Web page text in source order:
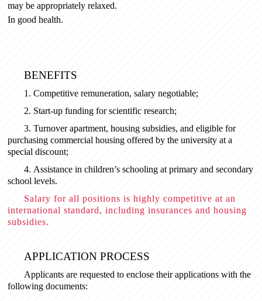
may be appropriately relaxed.
In good health.
BENEFITS
1. Competitive remuneration, salary negotiable;
2. Start-up funding for scientific research;
3. Turnover apartment, housing subsidies, and eligible for
purchasing commercial housing offered by the university at a
special discount;
4. Assistance in children’s schooling at primary and secondary
school levels.
Salary for all positions is highly competitive at an
international standard, including insurances and housing
subsidies.
APPLICATION PROCESS
Applicants are requested to enclose their applications with the
following documents: